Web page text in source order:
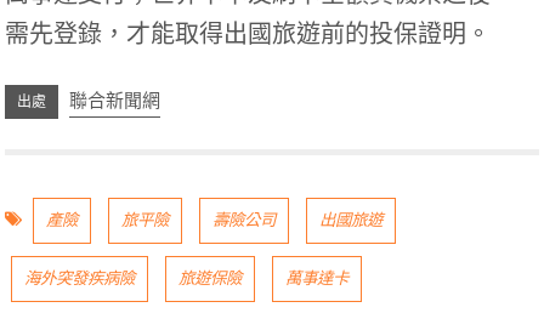
需先登錄，才能取得出國旅遊前的投保證明。
聯合新聞網
產險 旅平險 壽險公司 出國旅遊
海外突發疾病險 旅遊保險 萬事達卡